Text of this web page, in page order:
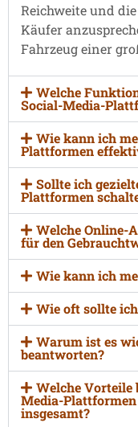
Reichweite und
Käufer
Fahrzeug einer
Welche
Social-Media-
Wie kann ich
Plattformen
Sollte ich
Plattformen
Welche Online-
für den
Wie kann ich
Wie oft sollte
Warum ist es
beantworten?
Welche Vorteile
Media-
insgesamt?